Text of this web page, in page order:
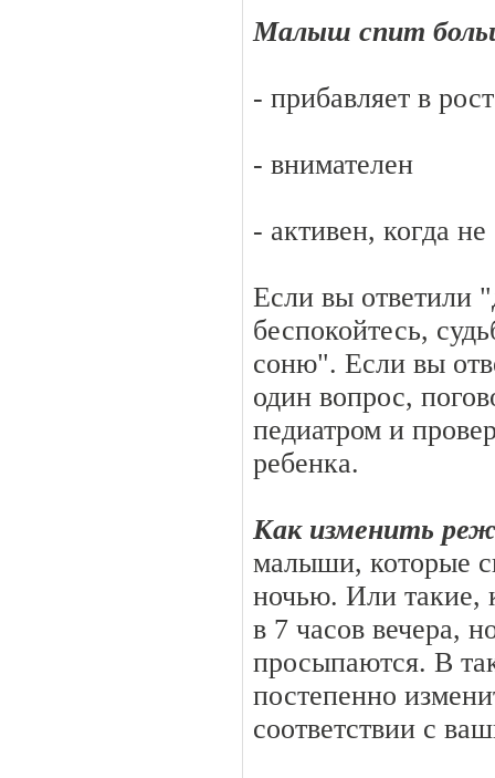
Малыш спит
- прибавляет в
- внимателен
- активен, когда не
Если вы ответили
беспокойтесь,
соню". Если вы
один вопрос,
педиатром и
ребенка.
Как изменить
малыши, которые
ночью. Или такие,
в 7 часов вечера,
просыпаются. В
постепенно
соответствии с